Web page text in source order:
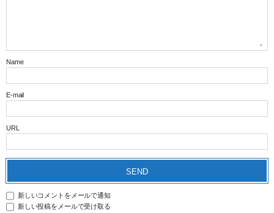
Name
E-mail
URL
新しいコメントをメールで通知
新しい投稿をメールで受け取る